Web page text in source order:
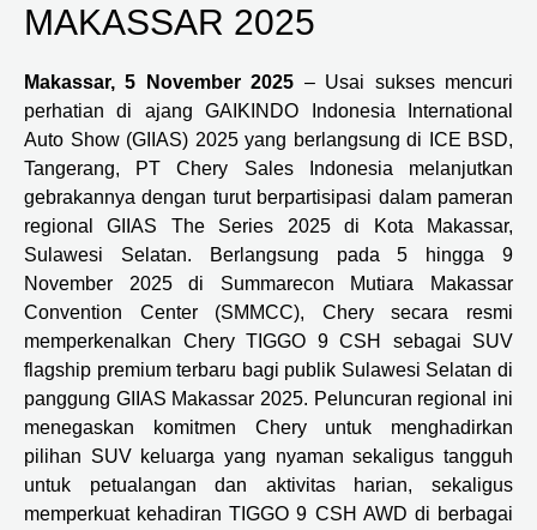
MAKASSAR 2025
Makassar, 5 November 2025 – Usai sukses mencuri
perhatian di ajang GAIKINDO Indonesia International
Auto Show (GIIAS) 2025 yang berlangsung di ICE BSD,
Tangerang, PT Chery Sales Indonesia melanjutkan
gebrakannya dengan turut berpartisipasi dalam pameran
regional GIIAS The Series 2025 di Kota Makassar,
Sulawesi Selatan. Berlangsung pada 5 hingga 9
November 2025 di Summarecon Mutiara Makassar
Convention Center (SMMCC), Chery secara resmi
memperkenalkan Chery TIGGO 9 CSH sebagai SUV
flagship premium terbaru bagi publik Sulawesi Selatan di
panggung GIIAS Makassar 2025. Peluncuran regional ini
menegaskan komitmen Chery untuk menghadirkan
pilihan SUV keluarga yang nyaman sekaligus tangguh
untuk petualangan dan aktivitas harian, sekaligus
memperkuat kehadiran TIGGO 9 CSH AWD di berbagai